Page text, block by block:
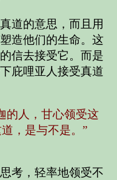
道的意思，而且用
造他们的生命。这
信去接受它。而是
庇哩亚人接受真道
的人，甘心领受这
，是与不是。”
考，轻率地领受不